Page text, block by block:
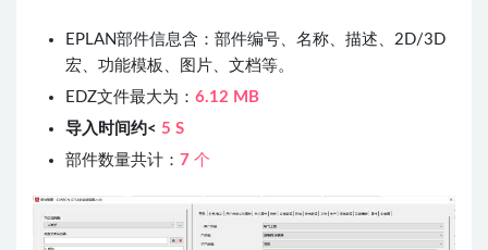
EPLAN部件信息含：部件编号、名称、描述、2D/3D
宏、功能模板、图片、文档等。
EDZ文件最大为： 6.12 M B
导入时间约< 5 S
部件数量共计： 7 个